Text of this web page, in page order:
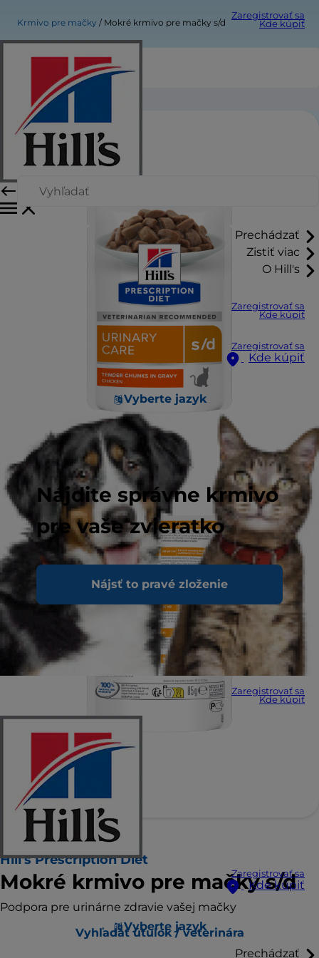
Zaregistrovať sa
Kde kúpiť
Prechádzať
Zistiť viac
O Hill's
Zaregistrovať sa
Kde kúpiť
Zaregistrovať sa
Kde kúpiť
Vyberte jazyk
Nájdite správne krmivo
pre vaše zvieratko
Nájsť to pravé zloženie
Zaregistrovať sa
Kde kúpiť
Zaregistrovať sa
Kde kúpiť
Vyberte jazyk
Prechádzať
Krmivo pre mačky Mokré krmivo pre mačky s/d
Mokré krmivo pre mačky s/d
Hill's Prescription Diet
Mokré krmivo pre mačky s/d
Podpora pre urinárne zdravie vašej mačky
Vyhľadať útulok / veterinára